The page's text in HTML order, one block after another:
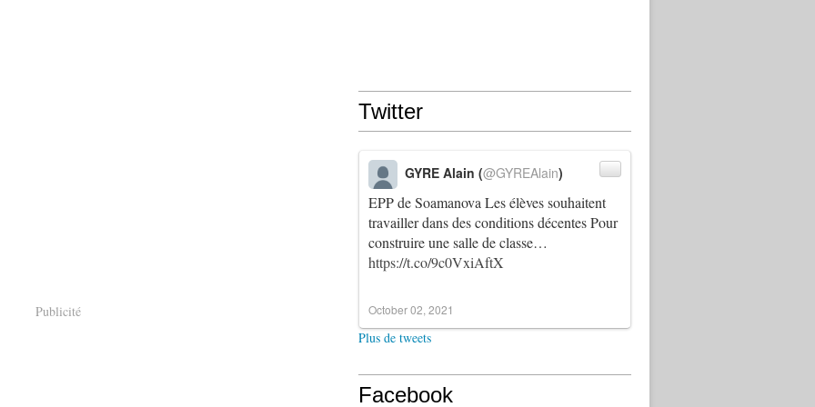
Publicité
Twitter
EPP de Soamanova Les élèves souhaitent
travailler dans des conditions décentes Pour
construire une salle de classe…
https://t.co/9c0VxiAftX
GYRE Alain (@GYREAlain)
October 02, 2021
Plus de tweets
Facebook